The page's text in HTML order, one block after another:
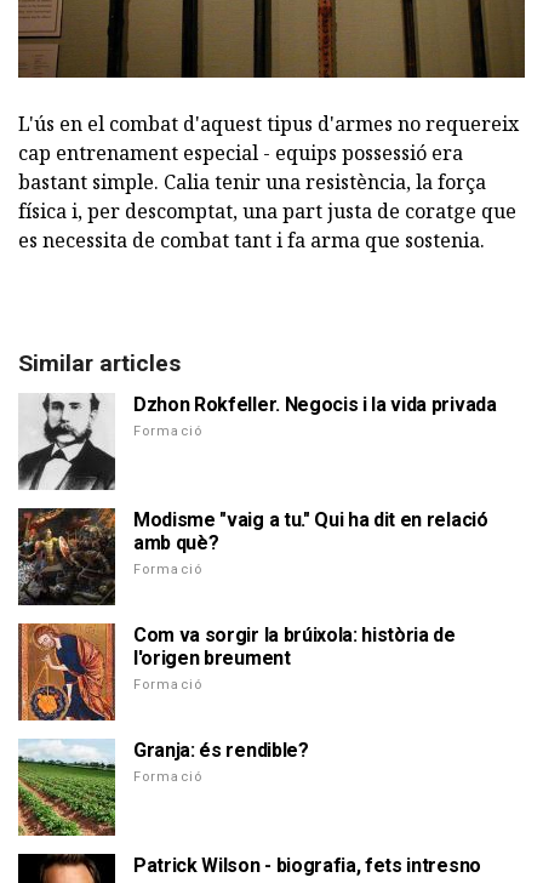
L'ús en el combat d'aquest tipus d'armes no requereix
cap entrenament especial - equips possessió era
bastant simple. Calia tenir una resistència, la força
física i, per descomptat, una part justa de coratge que
es necessita de combat tant i fa arma que sostenia.
Similar articles
Dzhon Rokfeller. Negocis i la vida privada
Formació
Modisme "vaig a tu." Qui ha dit en relació
amb què?
Formació
Com va sorgir la brúixola: història de
l'origen breument
Formació
Granja: és rendible?
Formació
Patrick Wilson - biografia, fets intresno